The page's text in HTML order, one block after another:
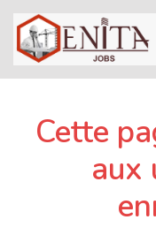
Cette
aux